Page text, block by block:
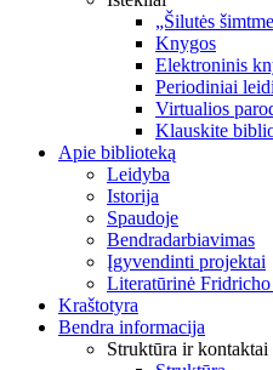
„Šilutės
Knygos
Elektroninis
Periodiniai
Virtualios
Klauskite
Apie biblioteką
Leidyba
Istorija
Spaudoje
Bendradarbiavimas
Įgyvendinti projektai
Literatūrinė
Kraštotyra
Bendra informacija
Struktūra ir kontaktai